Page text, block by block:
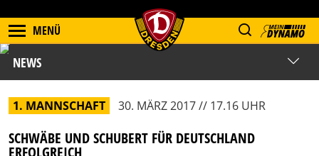
MENÜ
NEWS
1. MANNSCHAFT 30. MÄRZ 2017 // 17.16 UHR
SCHWÄBE UND SCHUBERT FÜR DEUTSCHLAND
ERFOLGREICH